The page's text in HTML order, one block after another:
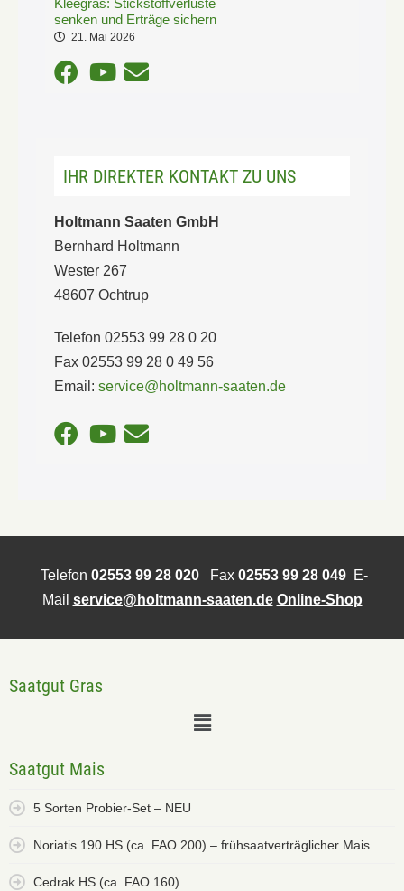
Kleegras: Stickstoffverluste
senken und Erträge sichern
21. Mai 2026
IHR DIREKTER KONTAKT ZU UNS
Holtmann Saaten GmbH
Bernhard Holtmann
Wester 267
48607 Ochtrup
Telefon 02553 99 28 0 20
Fax 02553 99 28 0 49 56
Email: service@holtmann-saaten.de
Telefon 02553 99 28 020Fax 02553 99 28 049E-
Mail service@holtmann-saaten.de Online-Shop
Saatgut Gras
Saatgut Mais
5 Sorten Probier-Set – NEU
Noriatis 190 HS (ca. FAO 200) – frühsaatverträglicher Mais
Cedrak HS (ca. FAO 160)